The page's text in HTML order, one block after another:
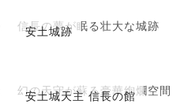
安土城跡
信長の夢が眠る壮大な城跡
安土城天主 信長の館
幻の天守が蘇る豪華絢爛空間